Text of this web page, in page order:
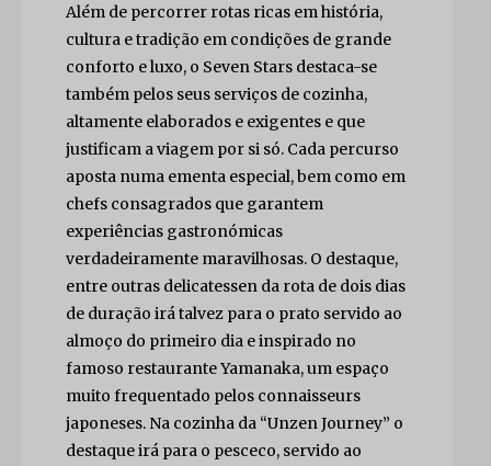
Além de percorrer rotas ricas em história,
cultura e tradição em condições de grande
conforto e luxo, o Seven Stars destaca-se
também pelos seus serviços de cozinha,
altamente elaborados e exigentes e que
justificam a viagem por si só. Cada percurso
aposta numa ementa especial, bem como em
chefs consagrados que garantem
experiências gastronómicas
verdadeiramente maravilhosas. O destaque,
entre outras delicatessen da rota de dois dias
de duração irá talvez para o prato servido ao
almoço do primeiro dia e inspirado no
famoso restaurante Yamanaka, um espaço
muito frequentado pelos connaisseurs
japoneses. Na cozinha da “Unzen Journey” o
destaque irá para o pesceco, servido ao